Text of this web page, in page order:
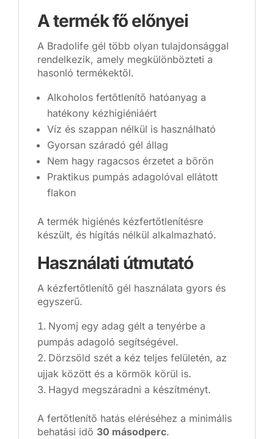
A termék fő előnyei
A Bradolife gél több olyan tulajdonsággal
rendelkezik, amely megkülönbözteti a
hasonló termékektől.
Alkoholos fertőtlenítő hatóanyag a
hatékony kézhigiéniáért
Víz és szappan nélkül is használható
Gyorsan száradó gél állag
Nem hagy ragacsos érzetet a bőrön
Praktikus pumpás adagolóval ellátott
flakon
A termék higiénés kézfertőtlenítésre
készült, és hígítás nélkül alkalmazható.
Használati útmutató
A kézfertőtlenítő gél használata gyors és
egyszerű.
Nyomj egy adag gélt a tenyérbe a
pumpás adagoló segítségével.
Dörzsöld szét a kéz teljes felületén, az
ujjak között és a körmök körül is.
Hagyd megszáradni a készítményt.
A fertőtlenítő hatás eléréséhez a minimális
behatási idő 30 másodperc.